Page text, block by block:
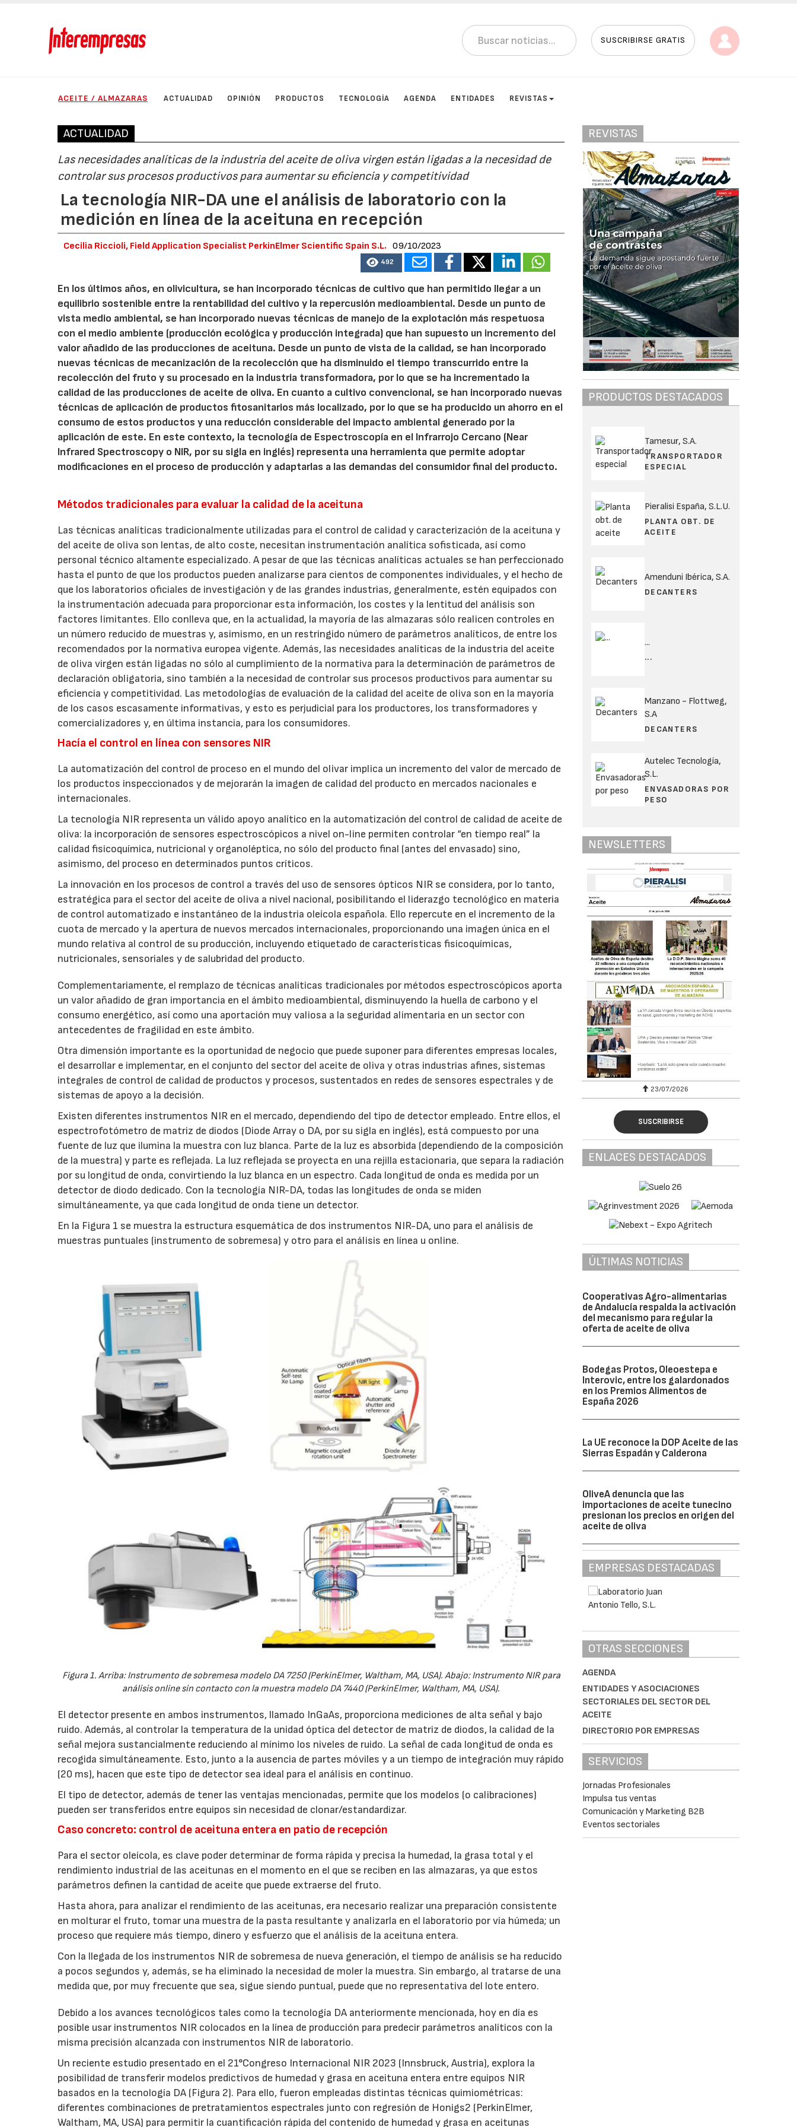
SUSCRIBIRSE GRATIS
ACEITE / ALMAZARAS ACTUALIDAD OPINIÓN PRODUCTOS TECNOLOGÍA AGENDA ENTIDADES REVISTAS
ACTUALIDAD
Las necesidades analíticas de la industria del aceite de oliva virgen están ligadas a la necesidad de
controlar sus procesos productivos para aumentar su eficiencia y competitividad
La tecnología NIR-DA une el análisis de laboratorio con la
medición en línea de la aceituna en recepción
Cecilia Riccioli, Field Application Specialist PerkinElmer Scientific Spain S.L. 09/10/2023
492
En los últimos años, en olivicultura, se han incorporado técnicas de cultivo que han permitido llegar a un
equilibrio sostenible entre la rentabilidad del cultivo y la repercusión medioambiental. Desde un punto de
vista medio ambiental, se han incorporado nuevas técnicas de manejo de la explotación más respetuosa
con el medio ambiente (producción ecológica y producción integrada) que han supuesto un incremento del
valor añadido de las producciones de aceituna. Desde un punto de vista de la calidad, se han incorporado
nuevas técnicas de mecanización de la recolección que ha disminuido el tiempo transcurrido entre la
recolección del fruto y su procesado en la industria transformadora, por lo que se ha incrementado la
calidad de las producciones de aceite de oliva. En cuanto a cultivo convencional, se han incorporado nuevas
técnicas de aplicación de productos fitosanitarios más localizado, por lo que se ha producido un ahorro en el
consumo de estos productos y una reducción considerable del impacto ambiental generado por la
aplicación de este. En este contexto, la tecnología de Espectroscopía en el Infrarrojo Cercano (Near
Infrared Spectroscopy o NIR, por su sigla en inglés) representa una herramienta que permite adoptar
modificaciones en el proceso de producción y adaptarlas a las demandas del consumidor final del producto.
Métodos tradicionales para evaluar la calidad de la aceituna
Las técnicas analíticas tradicionalmente utilizadas para el control de calidad y caracterización de la aceituna y
del aceite de oliva son lentas, de alto coste, necesitan instrumentación analítica sofisticada, así como
personal técnico altamente especializado. A pesar de que las técnicas analíticas actuales se han perfeccionado
hasta el punto de que los productos pueden analizarse para cientos de componentes individuales, y el hecho de
que los laboratorios oficiales de investigación y de las grandes industrias, generalmente, estén equipados con
la instrumentación adecuada para proporcionar esta información, los costes y la lentitud del análisis son
factores limitantes. Ello conlleva que, en la actualidad, la mayoría de las almazaras sólo realicen controles en
un número reducido de muestras y, asimismo, en un restringido número de parámetros analíticos, de entre los
recomendados por la normativa europea vigente. Además, las necesidades analíticas de la industria del aceite
de oliva virgen están ligadas no sólo al cumplimiento de la normativa para la determinación de parámetros de
declaración obligatoria, sino también a la necesidad de controlar sus procesos productivos para aumentar su
eficiencia y competitividad. Las metodologías de evaluación de la calidad del aceite de oliva son en la mayoría
de los casos escasamente informativas, y esto es perjudicial para los productores, los transformadores y
comercializadores y, en última instancia, para los consumidores.
Hacía el control en línea con sensores NIR
La automatización del control de proceso en el mundo del olivar implica un incremento del valor de mercado de
los productos inspeccionados y de mejorarán la imagen de calidad del producto en mercados nacionales e
internacionales.
La tecnología NIR representa un válido apoyo analítico en la automatización del control de calidad de aceite de
oliva: la incorporación de sensores espectroscópicos a nivel on-line permiten controlar “en tiempo real” la
calidad fisicoquímica, nutricional y organoléptica, no sólo del producto final (antes del envasado) sino,
asimismo, del proceso en determinados puntos críticos.
La innovación en los procesos de control a través del uso de sensores ópticos NIR se considera, por lo tanto,
estratégica para el sector del aceite de oliva a nivel nacional, posibilitando el liderazgo tecnológico en materia
de control automatizado e instantáneo de la industria oleícola española. Ello repercute en el incremento de la
cuota de mercado y la apertura de nuevos mercados internacionales, proporcionando una imagen única en el
mundo relativa al control de su producción, incluyendo etiquetado de características fisicoquímicas,
nutricionales, sensoriales y de salubridad del producto.
Complementariamente, el remplazo de técnicas analíticas tradicionales por métodos espectroscópicos aporta
un valor añadido de gran importancia en el ámbito medioambiental, disminuyendo la huella de carbono y el
consumo energético, así como una aportación muy valiosa a la seguridad alimentaria en un sector con
antecedentes de fragilidad en este ámbito.
Otra dimensión importante es la oportunidad de negocio que puede suponer para diferentes empresas locales,
el desarrollar e implementar, en el conjunto del sector del aceite de oliva y otras industrias afines, sistemas
integrales de control de calidad de productos y procesos, sustentados en redes de sensores espectrales y de
sistemas de apoyo a la decisión.
Existen diferentes instrumentos NIR en el mercado, dependiendo del tipo de detector empleado. Entre ellos, el
espectrofotómetro de matriz de diodos (Diode Array o DA, por su sigla en inglés), está compuesto por una
fuente de luz que ilumina la muestra con luz blanca. Parte de la luz es absorbida (dependiendo de la composición
de la muestra) y parte es reflejada. La luz reflejada se proyecta en una rejilla estacionaria, que separa la radiación
por su longitud de onda, convirtiendo la luz blanca en un espectro. Cada longitud de onda es medida por un
detector de diodo dedicado. Con la tecnología NIR-DA, todas las longitudes de onda se miden
simultáneamente, ya que cada longitud de onda tiene un detector.
En la Figura 1 se muestra la estructura esquemática de dos instrumentos NIR-DA, uno para el análisis de
muestras puntuales (instrumento de sobremesa) y otro para el análisis en línea u online.
Figura 1. Arriba: Instrumento de sobremesa modelo DA 7250 (PerkinElmer, Waltham, MA, USA). Abajo: Instrumento NIR para
análisis online sin contacto con la muestra modelo DA 7440 (PerkinElmer, Waltham, MA, USA).
El detector presente en ambos instrumentos, llamado InGaAs, proporciona mediciones de alta señal y bajo
ruido. Además, al controlar la temperatura de la unidad óptica del detector de matriz de diodos, la calidad de la
señal mejora sustancialmente reduciendo al mínimo los niveles de ruido. La señal de cada longitud de onda es
recogida simultáneamente. Esto, junto a la ausencia de partes móviles y a un tiempo de integración muy rápido
(20 ms), hacen que este tipo de detector sea ideal para el análisis en continuo.
El tipo de detector, además de tener las ventajas mencionadas, permite que los modelos (o calibraciones)
pueden ser transferidos entre equipos sin necesidad de clonar/estandardizar.
Caso concreto: control de aceituna entera en patio de recepción
Para el sector oleícola, es clave poder determinar de forma rápida y precisa la humedad, la grasa total y el
rendimiento industrial de las aceitunas en el momento en el que se reciben en las almazaras, ya que estos
parámetros definen la cantidad de aceite que puede extraerse del fruto.
Hasta ahora, para analizar el rendimiento de las aceitunas, era necesario realizar una preparación consistente
en molturar el fruto, tomar una muestra de la pasta resultante y analizarla en el laboratorio por vía húmeda; un
proceso que requiere más tiempo, dinero y esfuerzo que el análisis de la aceituna entera.
Con la llegada de los instrumentos NIR de sobremesa de nueva generación, el tiempo de análisis se ha reducido
a pocos segundos y, además, se ha eliminado la necesidad de moler la muestra. Sin embargo, al tratarse de una
medida que, por muy frecuente que sea, sigue siendo puntual, puede que no representativa del lote entero.
Debido a los avances tecnológicos tales como la tecnología DA anteriormente mencionada, hoy en día es
posible usar instrumentos NIR colocados en la línea de producción para predecir parámetros analíticos con la
misma precisión alcanzada con instrumentos NIR de laboratorio.
Un reciente estudio presentado en el 21°Congreso Internacional NIR 2023 (Innsbruck, Austria), explora la
posibilidad de transferir modelos predictivos de humedad y grasa en aceituna entera entre equipos NIR
basados en la tecnología DA (Figura 2). Para ello, fueron empleadas distintas técnicas quimiométricas:
diferentes combinaciones de pretratamientos espectrales junto con regresión de Honigs2 (PerkinElmer,
Waltham, MA, USA) para permitir la cuantificación rápida del contenido de humedad y grasa en aceitunas
REVISTAS
PRODUCTOS DESTACADOS
Tamesur, S.A.
TRANSPORTADOR
ESPECIAL
Pieralisi España, S.L.U.
PLANTA OBT. DE
ACEITE
Amenduni Ibérica, S.A.
DECANTERS
...
...
Manzano - Flottweg,
S.A
DECANTERS
Autelec Tecnología,
S.L.
ENVASADORAS POR
PESO
NEWSLETTERS
23/07/2026
SUSCRIBIRSE
ENLACES DESTACADOS
ÚLTIMAS NOTICIAS
Cooperativas Agro-alimentarias
de Andalucía respalda la activación
del mecanismo para regular la
oferta de aceite de oliva
Bodegas Protos, Oleoestepa e
Interovic, entre los galardonados
en los Premios Alimentos de
España 2026
La UE reconoce la DOP Aceite de las
Sierras Espadán y Calderona
OliveA denuncia que las
importaciones de aceite tunecino
presionan los precios en origen del
aceite de oliva
EMPRESAS DESTACADAS
OTRAS SECCIONES
AGENDA
ENTIDADES Y ASOCIACIONES
SECTORIALES DEL SECTOR DEL
ACEITE
DIRECTORIO POR EMPRESAS
SERVICIOS
Jornadas Profesionales
Impulsa tus ventas
Comunicación y Marketing B2B
Eventos sectoriales